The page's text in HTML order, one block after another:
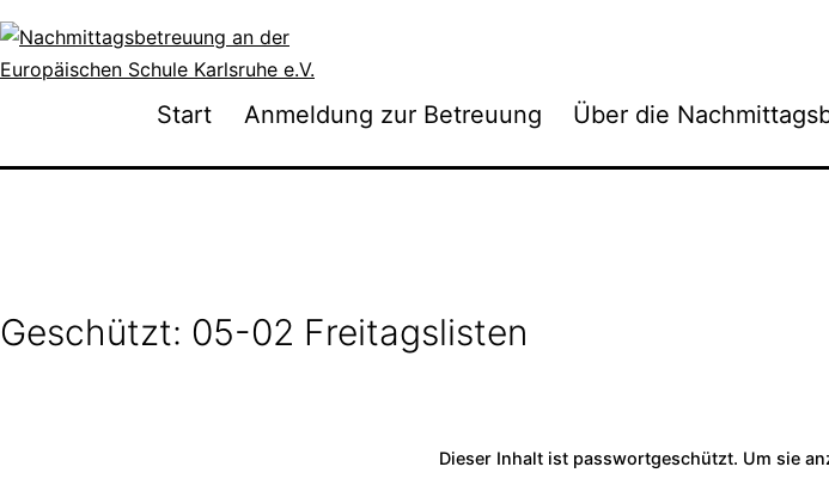
Inhalt
springen
Nachmittagsbetreuung
der
Start Anmeldung zur Betreuung Über die
Geschützt: 05-02 Freitagslisten
Dieser Inhalt ist passwortgeschützt. Um sie